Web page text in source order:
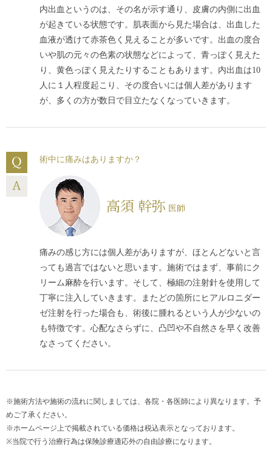
内出血というのは、その名が示す通り、皮膚の内側に出血
が起きている状態です。肌表面から見た場合は、出血した
血液が透けて赤茶色く見えることが多いです。出血の度合
いや肌の元々の色素の状態などによって、青っぽく見えた
り、黄色っぽく見えたりすることもあります。内出血は10
人に１人程度起こり、その度合いには個人差があります
が、多くの方が数日で目立たなくなっていきます。
術中に痛みはありますか？
高須 幹弥 医師
痛みの感じ方には個人差がありますが、ほとんどないと言
っても過言ではないと思います。施術ではまず、事前にク
リーム麻酔を行います。そして、極細の注射針を使用して
丁寧に注入していきます。またどの箇所にヒアルロニダー
ゼ注射を行った場合も、術後に腫れるという人が少ないの
も特徴です。心配なさらずに、凸凹や不自然さを早く改善
なさってください。
※施術方法や施術の流れに関しましては、各院・各医師により異なります。予
めご了承ください。
※ホームページ上で掲載されている価格は税込表示となっております。
※当院で行う治療行為は保険診療適応外の自由診療になります。